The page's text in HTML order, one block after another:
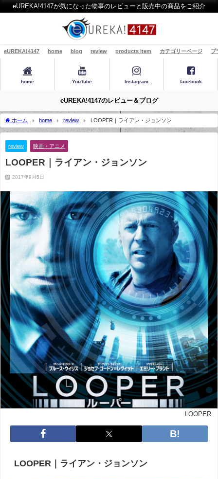
eUREKA!4147が気になった物事のレビューと販売中の商品をご紹介
eUREKA!4147 home blog review products item カテゴリーページ プ
home YouTube Instagram facebook
eUREKA!4147のレビュー＆ブログ
ホーム home review LOOPER｜ライアン・ジョンソン
review 映画・アニメ
LOOPER｜ライアン・ジョンソン
2017年9月5日
LOOPER
LOOPER｜ライアン・ジョンソン